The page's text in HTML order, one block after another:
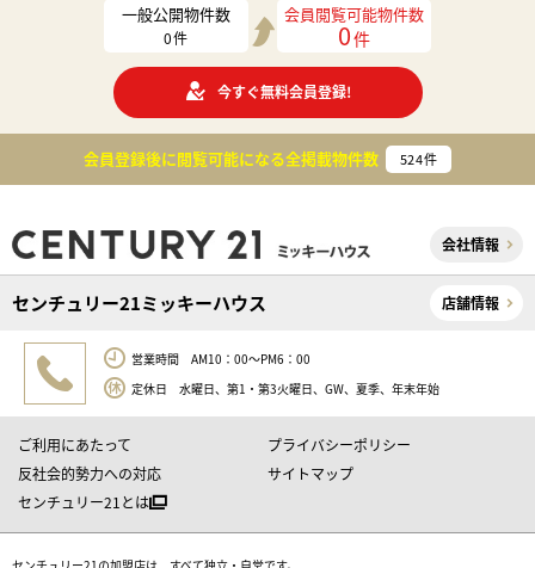
一般公開物件数
0件
会員閲覧可能物件数
0件
今すぐ無料会員登録!
会員登録後に閲覧可能になる全掲載物件数 524件
会社情報
センチュリー21ミッキーハウス 店舗情報
営業時間 AM10：00～PM6：00
定休日 水曜日、第1・第3火曜日、GW、夏季、年末年始
ご利用にあたって
プライバシーポリシー
反社会的勢力への対応
サイトマップ
センチュリー21とは